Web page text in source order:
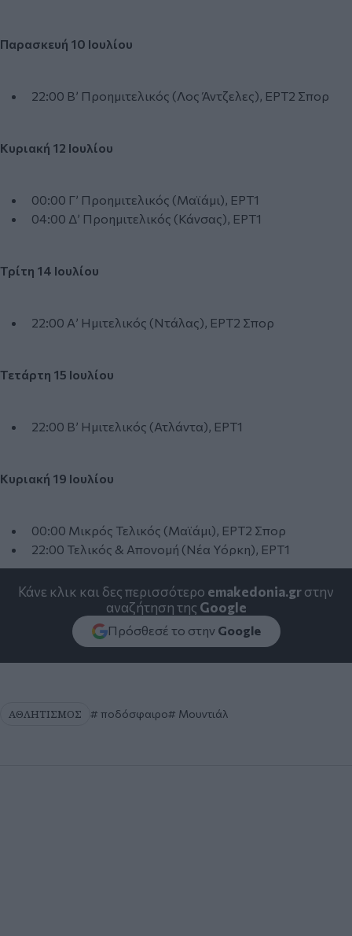
Παρασκευή 10 Ιουλίου
22:00 Β’ Προημιτελικός (Λος Άντζελες), ΕΡΤ2 Σπορ
Κυριακή 12 Ιουλίου
00:00 Γ’ Προημιτελικός (Μαϊάμι), ΕΡΤ1
04:00 Δ’ Προημιτελικός (Κάνσας), ΕΡΤ1
Τρίτη 14 Ιουλίου
22:00 Α’ Ημιτελικός (Ντάλας), ΕΡΤ2 Σπορ
Τετάρτη 15 Ιουλίου
22:00 Β’ Ημιτελικός (Ατλάντα), ΕΡΤ1
Κυριακή 19 Ιουλίου
00:00 Μικρός Τελικός (Μαϊάμι), ΕΡΤ2 Σπορ
22:00 Τελικός & Απονομή (Νέα Υόρκη), ΕΡΤ1
Κάνε κλικ και δες περισσότερο emakedonia.grστην
αναζήτηση της Google
Πρόσθεσέ το στην Google
ΑΘΛΗΤΙΣΜΟΣ ποδόσφαιρο Μουντιάλ